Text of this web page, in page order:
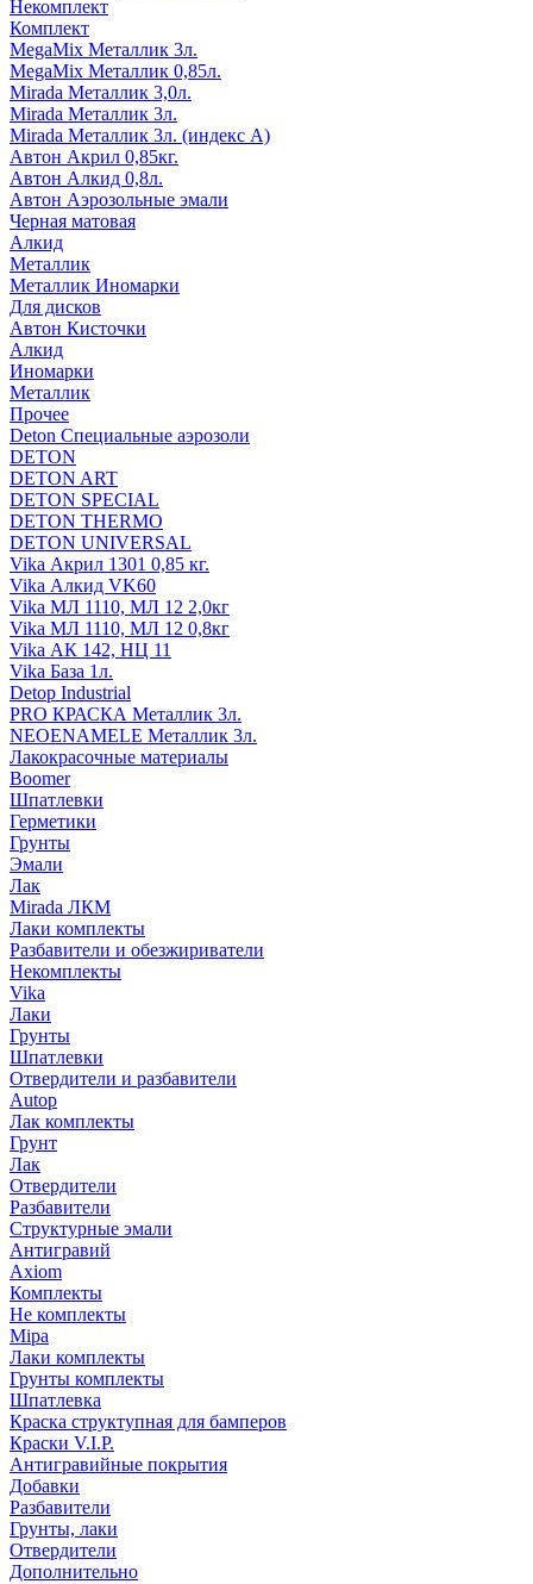
Некомплект
Комплект
MegaMix Металлик 3л.
MegaMix Металлик 0,85л.
Mirada Металлик 3,0л.
Mirada Металлик 3л.
Mirada Металлик 3л. (индекс А)
Автон Акрил 0,85кг.
Автон Алкид 0,8л.
Автон Аэрозольные эмали
Черная матовая
Алкид
Металлик
Металлик Иномарки
Для дисков
Автон Кисточки
Алкид
Иномарки
Металлик
Прочее
Deton Специальные аэрозоли
DETON
DETON ART
DETON SPECIAL
DETON THERMO
DETON UNIVERSAL
Vika Акрил 1301 0,85 кг.
Vika Алкид VK60
Vika МЛ 1110, МЛ 12 2,0кг
Vika МЛ 1110, МЛ 12 0,8кг
Vika АК 142, НЦ 11
Vika База 1л.
Detop Industrial
PRO КРАСКА Металлик 3л.
NEOENAMELE Металлик 3л.
Лакокрасочные материалы
Boomer
Шпатлевки
Герметики
Грунты
Эмали
Лак
Mirada ЛКМ
Лаки комплекты
Разбавители и обезжириватели
Некомплекты
Vika
Лаки
Грунты
Шпатлевки
Отвердители и разбавители
Autop
Лак комплекты
Грунт
Лак
Отвердители
Разбавители
Структурные эмали
Антигравий
Axiom
Комплекты
Не комплекты
Mipa
Лаки комплекты
Грунты комплекты
Шпатлевка
Краска структупная для бамперов
Краски V.I.P.
Антигравийные покрытия
Добавки
Разбавители
Грунты, лаки
Отвердители
Дополнительно